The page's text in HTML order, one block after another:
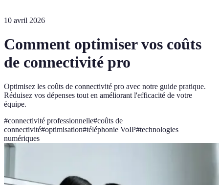
10 avril 2026
Comment optimiser vos coûts
de connectivité pro
Optimisez les coûts de connectivité pro avec notre guide pratique.
Réduisez vos dépenses tout en améliorant l'efficacité de votre
équipe.
#connectivité professionnelle#coûts de
connectivité#optimisation#téléphonie VoIP#technologies
numériques